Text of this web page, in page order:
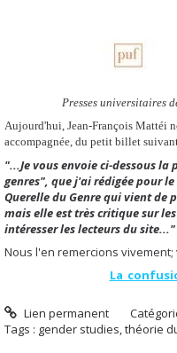
Presses universitaires
Aujourd'hui, Jean-François Mattéi
accompagnée, du petit billet
"...Je vous envoie ci-dessous
genres", que j'ai rédigée pour
Querelle du Genre qui vient de
mais elle est très critique sur
intéresser les lecteurs du site..."
Nous l'en remercions vivement;
Lien permanent
Tags : gender studies,théorie